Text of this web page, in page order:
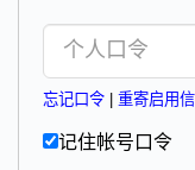
忘记口令 重寄启用信
记住帐号口令